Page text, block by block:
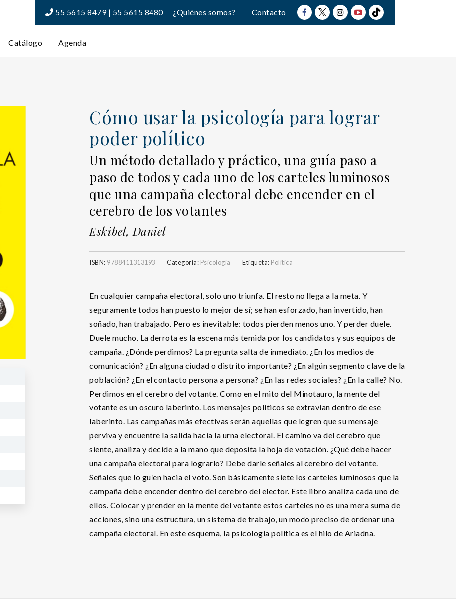
55 5615 8479 | 55 5615 8480 ¿Quiénes somos? Contacto
Catálogo Agenda
Cómo usar la psicología para lograr
poder político
Un método detallado y práctico, una guía paso a
paso de todos y cada uno de los carteles luminosos
que una campaña electoral debe encender en el
cerebro de los votantes
Eskibel, Daniel
ISBN: 9788411313193 Categoría: Psicología Etiqueta: Política
En cualquier campaña electoral, solo uno triunfa. El resto no llega a la meta. Y
seguramente todos han puesto lo mejor de sí; se han esforzado, han invertido, han
soñado, han trabajado. Pero es inevitable: todos pierden menos uno. Y perder duele.
Duele mucho. La derrota es la escena más temida por los candidatos y sus equipos de
campaña. ¿Dónde perdimos? La pregunta salta de inmediato. ¿En los medios de
comunicación? ¿En alguna ciudad o distrito importante? ¿En algún segmento clave de la
población? ¿En el contacto persona a persona? ¿En las redes sociales? ¿En la calle? No.
Perdimos en el cerebro del votante. Como en el mito del Minotauro, la mente del
votante es un oscuro laberinto. Los mensajes políticos se extravían dentro de ese
laberinto. Las campañas más efectivas serán aquellas que logren que su mensaje
perviva y encuentre la salida hacia la urna electoral. El camino va del cerebro que
siente, analiza y decide a la mano que deposita la hoja de votación. ¿Qué debe hacer
una campaña electoral para lograrlo? Debe darle señales al cerebro del votante.
Señales que lo guíen hacia el voto. Son básicamente siete los carteles luminosos que la
campaña debe encender dentro del cerebro del elector. Este libro analiza cada uno de
ellos. Colocar y prender en la mente del votante estos carteles no es una mera suma de
acciones, sino una estructura, un sistema de trabajo, un modo preciso de ordenar una
campaña electoral. En este esquema, la psicología política es el hilo de Ariadna.